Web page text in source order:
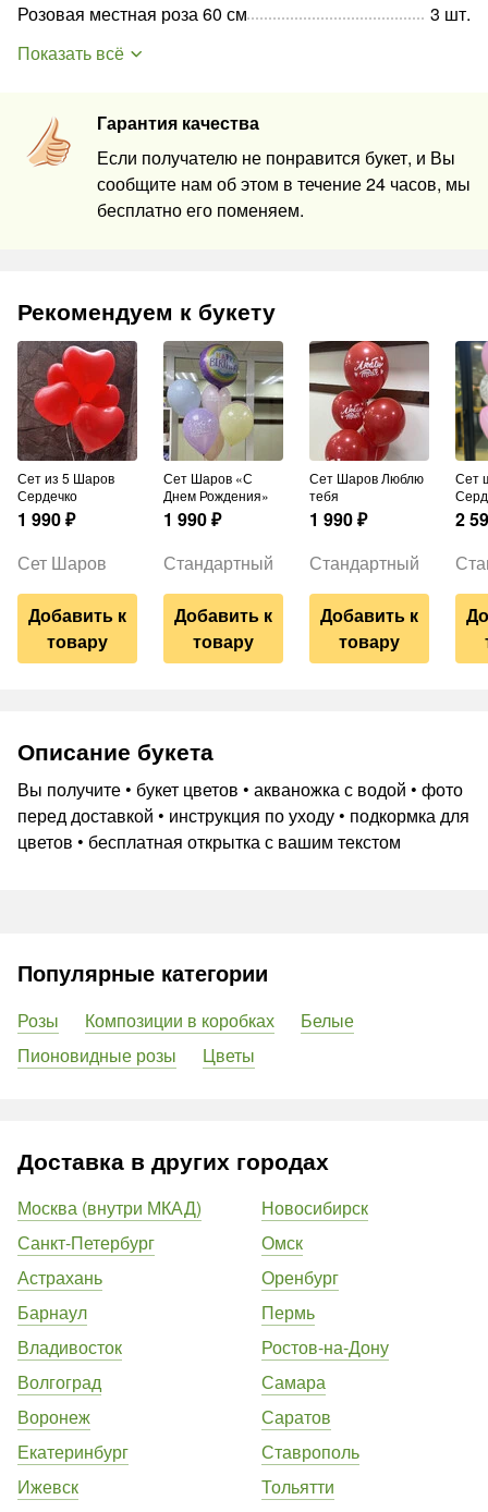
Гарантия качества
Если получателю не понравится букет, и Вы
сообщите нам об этом в течение 24 часов, мы
бесплатно его поменяем.
Розовая местная роза 60 см
3 шт.
Показать всё
Рекомендуем к букету
Сет из 5 Шаров
Сердечко
1 990₽
Сет Шаров
Добавить к
товару
Сет Шаров «С
Днем Рождения»
1 990₽
Стандартный
Добавить к
товару
Сет Шаров Люблю
тебя
1 990₽
Стандартный
Добавить к
товару
Сет шаров
2
Описание букета
Вы получите • букет цветов • акваножка с водой • фото
перед доставкой • инструкция по уходу • подкормка для
цветов • бесплатная открытка с вашим текстом
Популярные категории
Розы Композиции в коробках
Белые
Пионовидные розы
Цветы
Доставка в других городах
Москва (внутри МКАД)
Санкт-Петербург
Астрахань
Барнаул
Владивосток
Волгоград
Воронеж
Екатеринбург
Ижевск
Новосибирск
Омск
Оренбург
Пермь
Ростов-на-Дону
Самара
Саратов
Ставрополь
Тольятти